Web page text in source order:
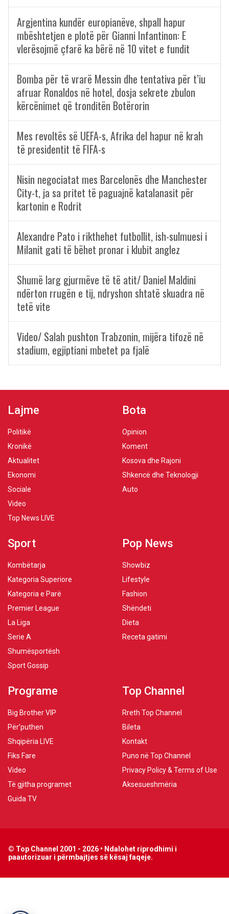
Argjentina kundër europianëve, shpall hapur
mbështetjen e plotë për Gianni Infantinon: E
vlerësojmë çfarë ka bërë në 10 vitet e fundit
Bomba për të vrarë Messin dhe tentativa për t’iu
afruar Ronaldos në hotel, dosja sekrete zbulon
kërcënimet që tronditën Botërorin
Mes revoltës së UEFA-s, Afrika del hapur në krah
të presidentit të FIFA-s
Nisin negociatat mes Barcelonës dhe Manchester
City-t, ja sa pritet të paguajnë katalanasit për
kartonin e Rodrit
Alexandre Pato i rikthehet futbollit, ish-sulmuesi i
Milanit gati të bëhet pronar i klubit anglez
Shumë larg gjurmëve të të atit/ Daniel Maldini
ndërton rrugën e tij, ndryshon shtatë skuadra në
tetë vite
Video/ Salah pushton Trabzonin, mijëra tifozë në
stadium, egjiptiani mbetet pa fjalë
Lajme
Politikë
Kronikë
Aktualitet
Ekonomi
Sociale
Video
Top News LIVE
Bota
Opinion
Koment
Kosova dhe Rajoni
Shkencë dhe Teknologji
Auto
Sport
Kombëtarja
Kategoria Superiore
Kategoria e Parë
Premier League
La Liga
Serie A
Shumësportësh
Sport Gossip
Pop News
Showbiz
Lifestyle
Fashion
Shëndeti
Dieta
Receta gatimi
Programe
Big Brother VIP
Për’puthen
Shqipëria LIVE
Fiks Fare
Video
Të gjitha programet
Guida TV
Top Channel
Rreth Top Channel
Bileta
Kontakt
Puno në Top Channel
Privacy Policy & Terms of Use
Aksesueshmëria
© Top Channel 2001 - 2026 • Ndalohet riprodhimi i
paautorizuar i përmbajtjes së kësaj faqeje.